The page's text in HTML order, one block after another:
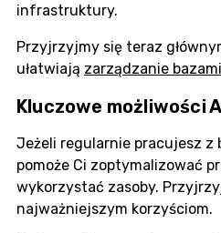
infrastruktury.
Przyjrzyjmy się teraz
ułatwiają zarządzanie
Kluczowe możliwości
Jeżeli regularnie pracujesz z
pomoże Ci zoptymalizować
wykorzystać zasoby.
najważniejszym korzyściom.